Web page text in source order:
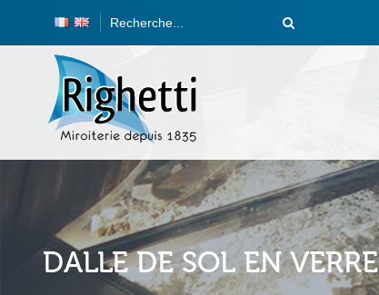
DALLE DE SOL EN VERRE